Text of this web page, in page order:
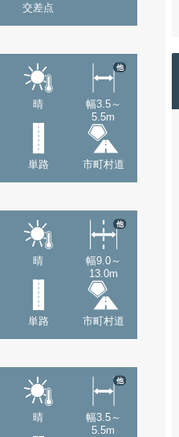
交差点
晴
幅3.5～
5.5m
他
単路 市町村道
晴
幅9.0～
13.0m
他
単路 市町村道
晴
幅3.5～
5.5m
他